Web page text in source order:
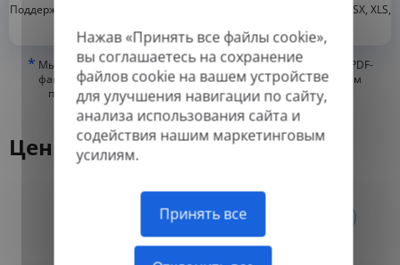
Нажав «Принять все файлы cookie»,
вы соглашаетесь на сохранение
файлов cookie на вашем устройстве
для улучшения навигации по сайту,
анализа использования сайта и
содействия нашим маркетинговым
усилиям.
Принять все
Поддерживаемые форматы: DOC, DOCX, ODT, PDF , CSV, PPTX, XLSX, XLS,
* Мы можем переводить только «истинные» или цифровые PDF-
файлы, а также файлы с возможностью поиска, но не можем
переводить PDF-файлы, состоящие из изображений, или
отсканированные PDF.
Цены
Ежемесячно Ежегодно